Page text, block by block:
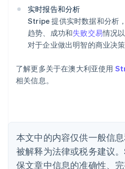
实时报告和分析
Stripe 提供实时数据和分析
趋势、成功和失败交易情况
对于企业做出明智的商业决
了解更多关于在澳大利亚使用
相关信息。
本文中的内容仅供一般信
被解释为法律或税务建议
保文章中信息的准确性、
爱沙尼亚
English
奥地利
DeutschEnglish
澳大利亚
巴西
Português
English
丹麦
English